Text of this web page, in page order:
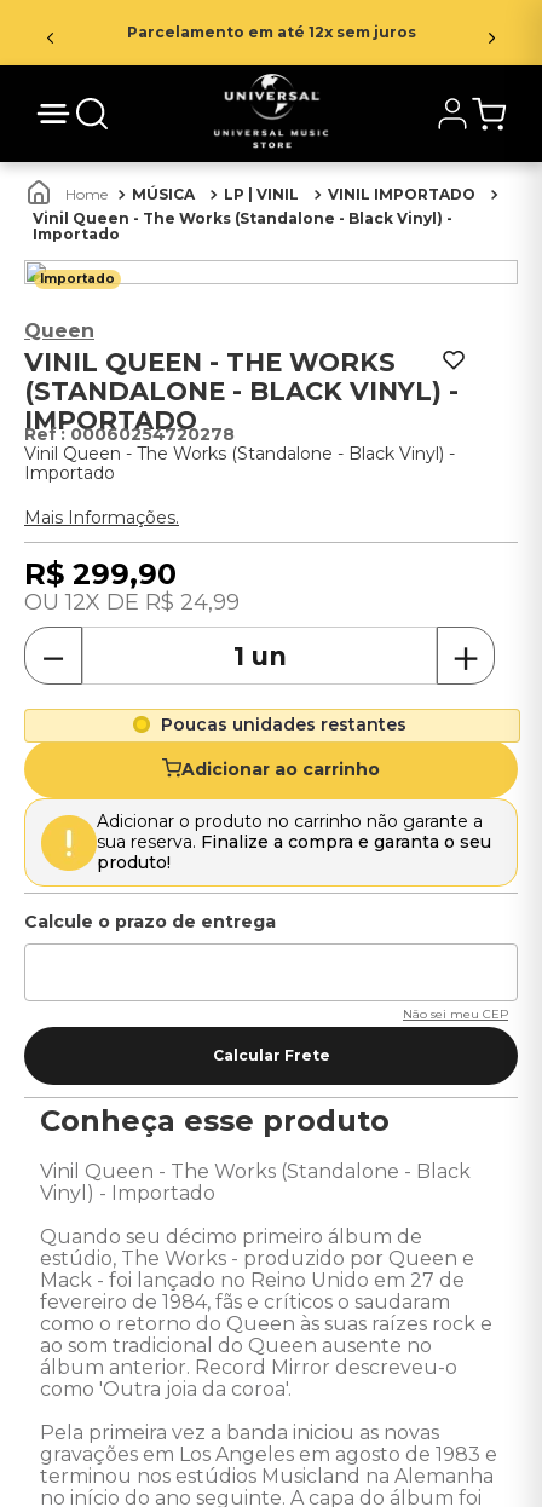
Parcelamento em até 12x sem juros
MÚSICA LP | VINIL
VINIL IMPORTADO
Vinil Queen - The Works (Standalone - Black Vinyl) -
Importado
Importado
Queen
VINIL QUEEN - THE WORKS
(STANDALONE - BLACK VINYL) -
IMPORTADO
: 00060254720278
Vinil Queen - The Works (Standalone - Black Vinyl) -
Importado
Mais Informações.
R$ 299,90
12 R$ 24,99
＋
－
Poucas unidades restantes
Adicionar ao carrinho
Adicionar o produto no carrinho não garante a
sua reserva. Finalize a compra e garanta o seu
produto!
Não sei meu CEP
Conheça esse produto
Vinil Queen - The Works (Standalone - Black
Vinyl) - Importado
Quando seu décimo primeiro álbum de
estúdio, The Works - produzido por Queen e
Mack - foi lançado no Reino Unido em 27 de
fevereiro de 1984, fãs e críticos o saudaram
como o retorno do Queen às suas raízes rock e
ao som tradicional do Queen ausente no
álbum anterior. Record Mirror descreveu-o
como 'Outra joia da coroa'.
Pela primeira vez a banda iniciou as novas
gravações em Los Angeles em agosto de 1983 e
terminou nos estúdios Musicland na Alemanha
no início do ano seguinte. A capa do álbum foi